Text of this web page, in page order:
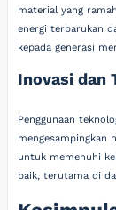
material yang
energi terbarukan
kepada generasi
Inovasi dan
Penggunaan
mengesampingkan
untuk memenuhi
baik, terutama di